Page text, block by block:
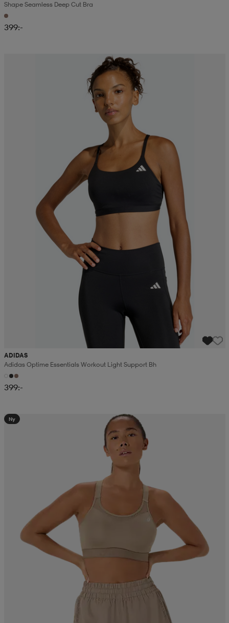
Shape Seamless Deep Cut Bra
399:-
ADIDAS
Adidas Optime Essentials Workout Light Support Bh
399:-
Ny